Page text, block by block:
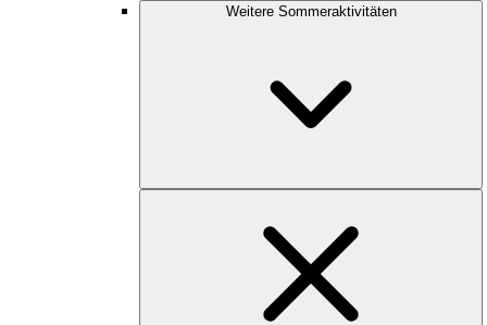
Weitere Sommeraktivitäten